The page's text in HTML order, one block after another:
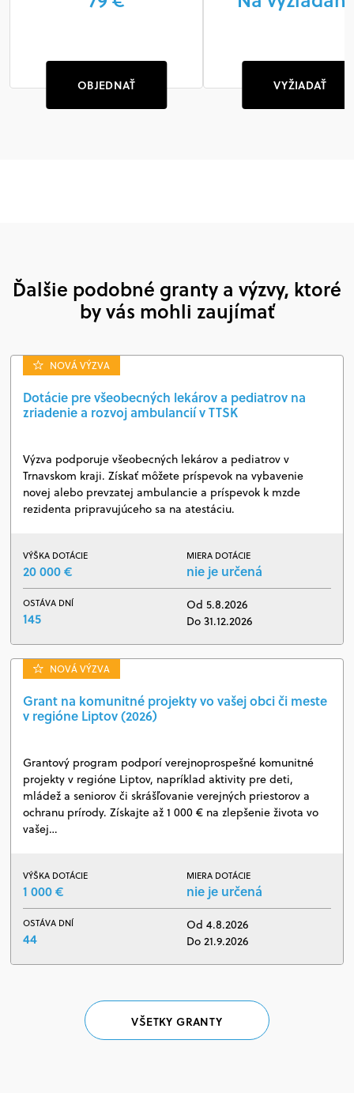
OBJEDNAŤ VYŽIADAŤ
Ďalšie podobné granty a výzvy, ktoré
by vás mohli zaujímať
NOVÁ VÝZVA
Dotácie pre všeobecných lekárov a pediatrov na
zriadenie a rozvoj ambulancií v TTSK
Výzva podporuje všeobecných lekárov a pediatrov v
Trnavskom kraji. Získať môžete príspevok na vybavenie
novej alebo prevzatej ambulancie a príspevok k mzde
rezidenta pripravujúceho sa na atestáciu.
VÝŠKA DOTÁCIE
20 000 €
MIERA DOTÁCIE
nie je určená
OSTÁVA DNÍ
145
Od 5.8.2026
Do 31.12.2026
NOVÁ VÝZVA
Grant na komunitné projekty vo vašej obci či meste
v regióne Liptov (2026)
Grantový program podporí verejnoprospešné komunitné
projekty v regióne Liptov, napríklad aktivity pre deti,
mládež a seniorov či skrášľovanie verejných priestorov a
ochranu prírody. Získajte až 1 000 € na zlepšenie života vo
vašej…
VÝŠKA DOTÁCIE
1 000 €
MIERA DOTÁCIE
nie je určená
OSTÁVA DNÍ
44
Od 4.8.2026
Do 21.9.2026
VŠETKY GRANTY